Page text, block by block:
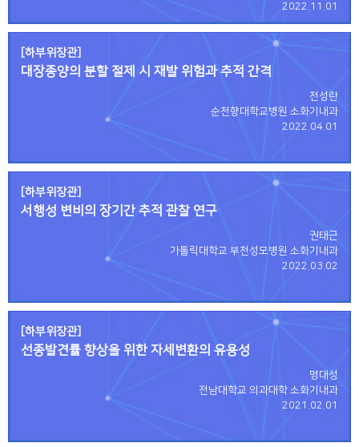
2022.11.01
[하부위장관]
대장종양의 분할 절제 시 재발 위험과 추적 간격
전성란
순천향대학교병원 소화기내과
2022.04.01
[하부위장관]
서행성 변비의 장기간 추적 관찰 연구
권태근
가톨릭대학교 부천성모병원 소화기내과
2022.03.02
[하부위장관]
선종발견률 향상을 위한 자세변환의 유용성
명대성
전남대학교 의과대학 소화기내과
2021.02.01